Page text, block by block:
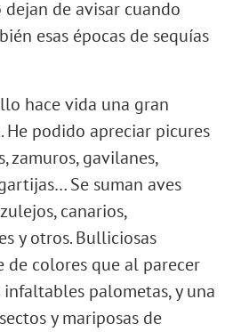
dejan de avisar cuando
esas épocas de sequías
hace vida una gran
He podido apreciar picures
zamuros, gavilanes,
Se suman aves
canarios,
y otros. Bulliciosas
de colores que al parecer
palometas, y una
y mariposas de